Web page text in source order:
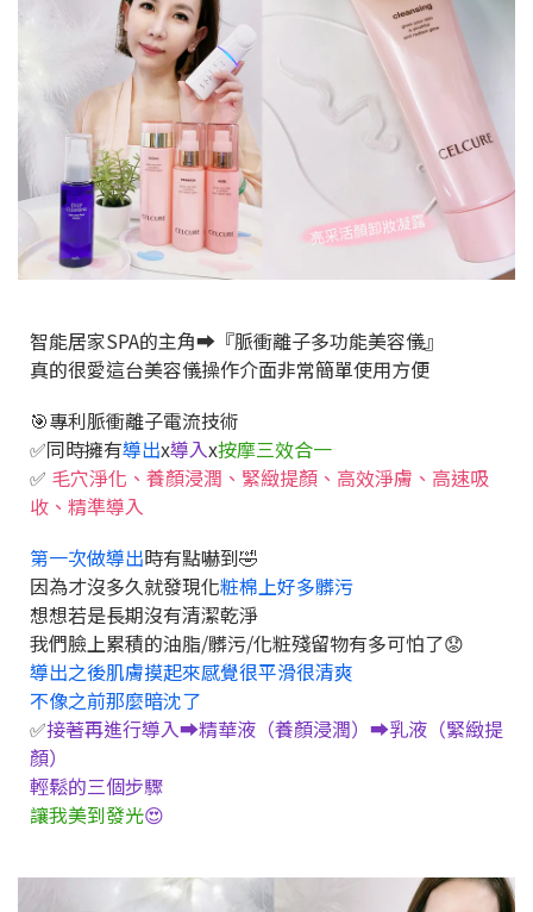
智能居家SPA的主角➡️『脈衝離子多功能美容儀』
真的很愛這台美容儀操作介面非常簡單使用方便
🎯專利脈衝離子電流技術
✅同時擁有導出x導入x按摩三效合一
✅ 毛穴淨化、養顏浸潤、緊緻提顏、高效淨膚、高速吸
收、精準導入
第一次做導出時有點嚇到🤣
因為才沒多久就發現化粧棉上好多髒污
想想若是長期沒有清潔乾淨
我們臉上累積的油脂/髒污/化粧殘留物有多可怕了😟
導出之後肌膚摸起來感覺很平滑很清爽
不像之前那麼暗沈了
✅接著再進行導入➡️精華液（養顏浸潤）➡️乳液（緊緻提
顏）
輕鬆的三個步驟
讓我美到發光😍